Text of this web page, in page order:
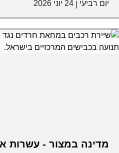
יום רביעי 24 יוני 2026
מדינה במצור - עשרות